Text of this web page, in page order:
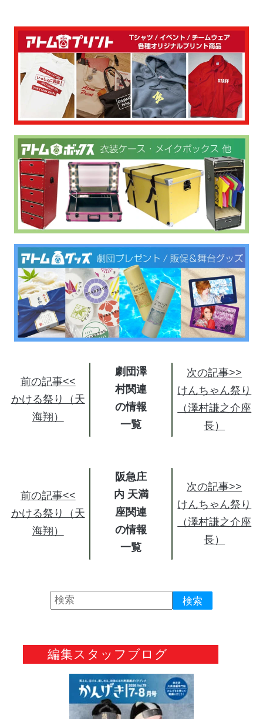
前の記事<<
かける祭り（天
海翔）
劇団澤
村関連
の情報
次の記事>>
けんちゃん祭り
（澤村謙之介座
長）
前の記事<<
かける祭り（天
海翔）
阪急庄
内 天満
座関連
の情報
次の記事>>
けんちゃん祭り
（澤村謙之介座
長）
編集スタッフブログ